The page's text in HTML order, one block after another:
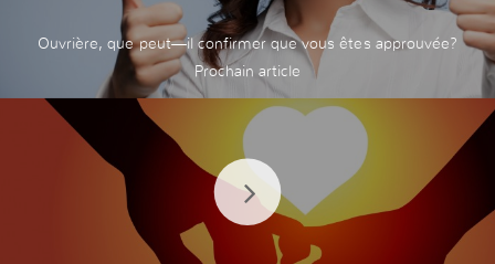
Ouvrière, que peut—il confirmer que vous êtes approuvée?